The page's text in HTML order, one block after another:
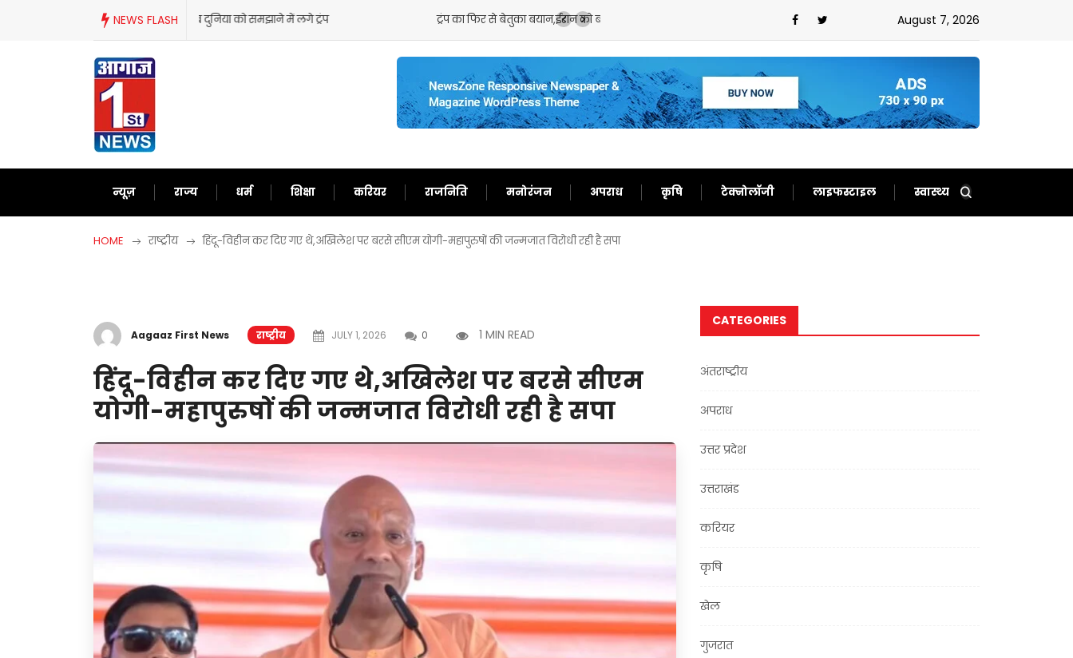
NEWS FLASH ट्रंप का फिर से बेतुका बयान,ईरान को बता दिया बेचारा August 7, 2026
न्यूज़ राज्य धर्म शिक्षा करियर राजनिति मनोरंजन अपराध कृषि टेक्नोलॉजी लाइफस्टाइल स्वास्थ्य
HOME राष्ट्रीय हिंदू-विहीन कर दिए गए थे,अखिलेश पर बरसे सीएम योगी-महापुरुषों की जन्मजात विरोधी रही है सपा
Aagaaz First News राष्ट्रीय JULY 1, 2026 0 1 MIN READ
हिंदू-विहीन कर दिए गए थे,अखिलेश पर बरसे सीएम
योगी-महापुरुषों की जन्मजात विरोधी रही है सपा
CATEGORIES
अंतराष्ट्रीय
अपराध
उत्तर प्रदेश
उत्तराखंड
करियर
कृषि
खेल
गुजरात